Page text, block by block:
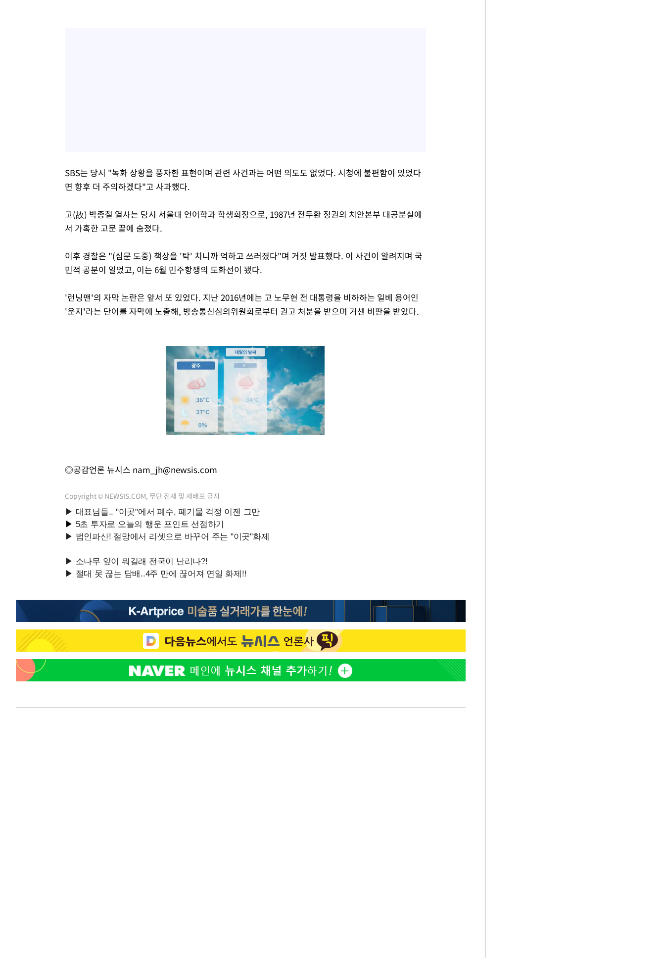
SBS는 당시 "녹화 상황을 풍자한 표현이며 관련 사건과는 어떤 의도도 없었다. 시청에 불편함이 있었다
면 향후 더 주의하겠다"고 사과했다.
고(故) 박종철 열사는 당시 서울대 언어학과 학생회장으로, 1987년 전두환 정권의 치안본부 대공분실에
서 가혹한 고문 끝에 숨졌다.
이후 경찰은 "(심문 도중) 책상을 '탁' 치니까 억하고 쓰러졌다"며 거짓 발표했다. 이 사건이 알려지며 국
민적 공분이 일었고, 이는 6월 민주항쟁의 도화선이 됐다.
'런닝맨'의 자막 논란은 앞서 또 있었다. 지난 2016년에는 고 노무현 전 대통령을 비하하는 일베 용어인
'운지'라는 단어를 자막에 노출해, 방송통신심의위원회로부터 권고 처분을 받으며 거센 비판을 받았다.
◎공감언론 뉴시스 nam_jh@newsis.com
Copyright © NEWSIS.COM, 무단 전재 및 재배포 금지